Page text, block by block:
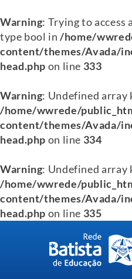
Warning: Trying to access
type bool in/home/
content/themes/Avada/
head.php on line 333
Warning: Undefined array
/home/wwrede/
content/themes/Avada/
head.php on line 334
Warning: Undefined array
/home/wwrede/
content/themes/Avada/
head.php on line 335